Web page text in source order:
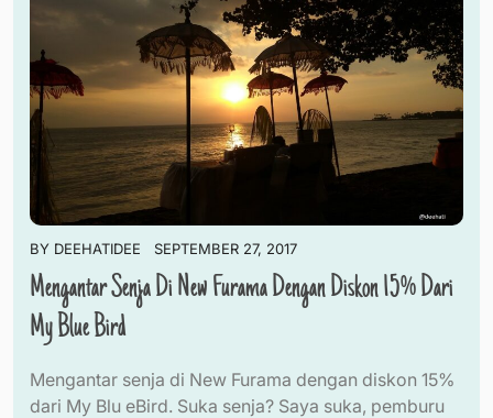
BY DEEHATIDEE SEPTEMBER 27, 2017
Mengantar Senja Di New Furama Dengan Diskon 15% Dari
My Blue Bird
Mengantar senja di New Furama dengan diskon 15%
dari My Blu eBird. Suka senja? Saya suka, pemburu